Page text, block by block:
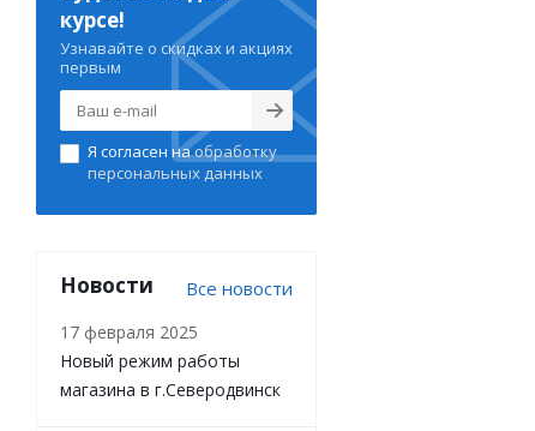
курсе!
Узнавайте о скидках и акциях
первым
Я согласен наобработку
персональных данных
Новости Все новости
17 февраля 2025
Новый режим работы
магазина в г.Северодвинск